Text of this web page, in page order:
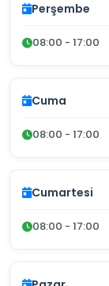
Perşembe
08:00 - 17:00
Cuma
08:00 - 17:00
Cumartesi
08:00 - 17:00